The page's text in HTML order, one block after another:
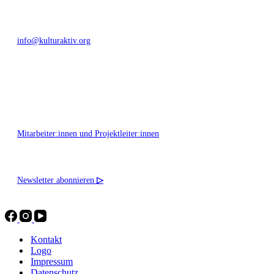
info@kulturaktiv.org
Mitarbeiter:innen und Projektleiter:innen
Newsletter abonnieren ▷
Kontakt
Logo
Impressum